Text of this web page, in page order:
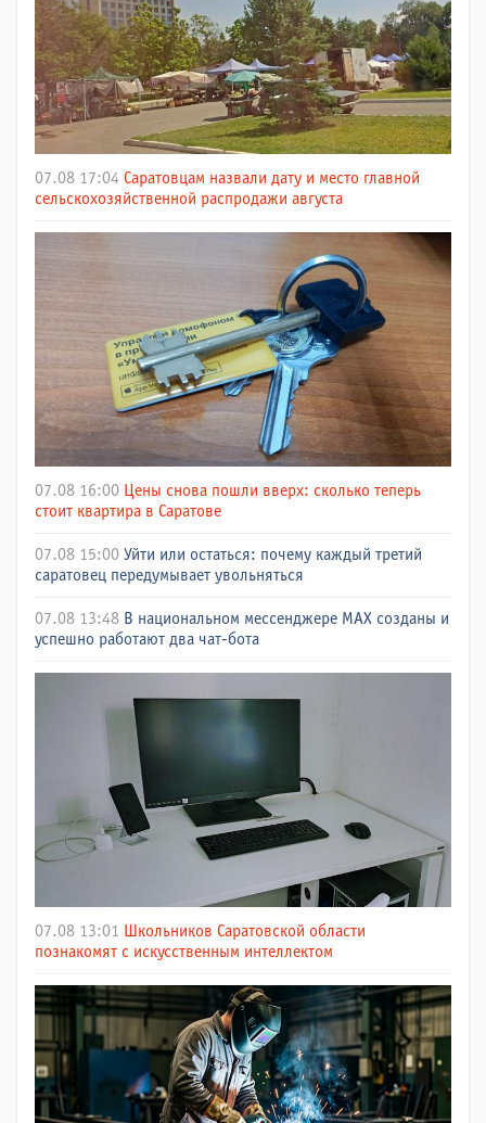
07.08 17:04 Саратовцам назвали дату и место главной
сельскохозяйственной распродажи августа
07.08 16:00 Цены снова пошли вверх: сколько теперь
стоит квартира в Саратове
07.08 15:00 Уйти или остаться: почему каждый третий
саратовец передумывает увольняться
07.08 13:48 В национальном мессенджере МАХ созданы и
успешно работают два чат-бота
07.08 13:01 Школьников Саратовской области
познакомят с искусственным интеллектом